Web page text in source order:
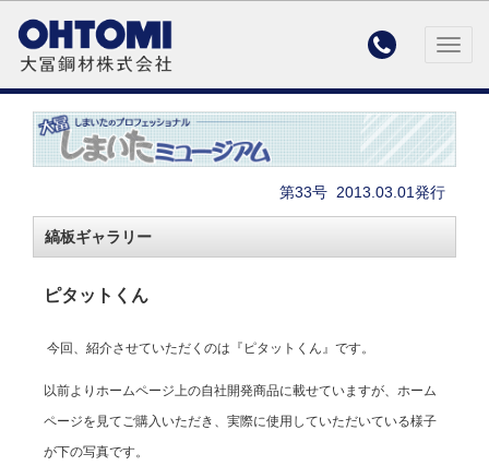

第33号 2013.03.01発行
縞板ギャラリー
ピタットくん
今回、紹介させていただくのは『ピタットくん』です。
以前よりホームページ上の自社開発商品に載せていますが、ホーム
ページを見てご購入いただき、実際に使用していただいている様子
が下の写真です。